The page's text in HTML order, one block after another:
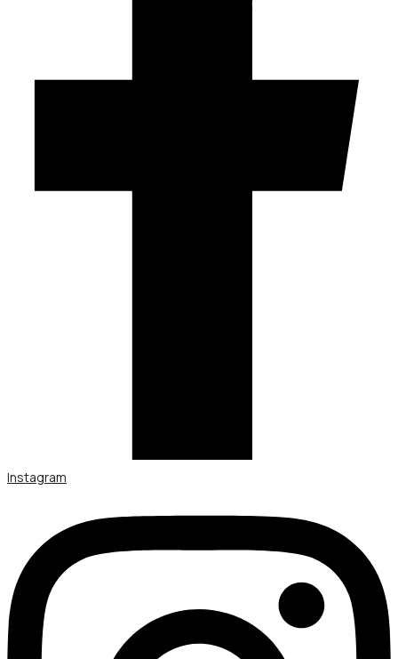
Instagram